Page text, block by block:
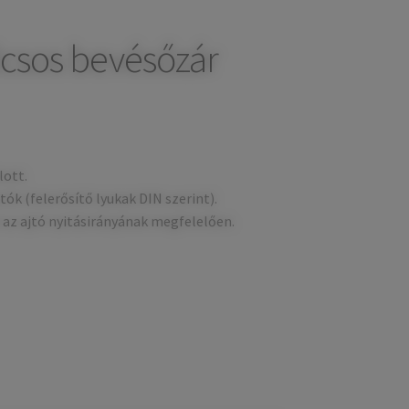
bevésőzár
(felerősítő lyukak DIN szerint).
ajtó nyitásirányának megfelelően.